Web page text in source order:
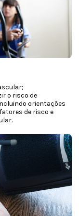
o risco de
orientações
de risco e